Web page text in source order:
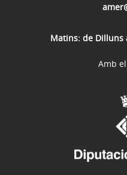
Matins: de Dilluns
Amb